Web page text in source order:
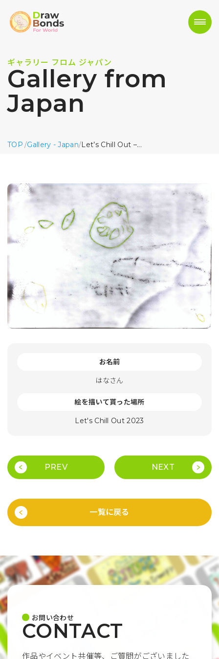
ギャラリー フロム ジャパン
Gallery from
Japan
TOP /Gallery - Japan/Let’s Chill Out –...
お名前
はなさん
絵を描いて貰った場所
Let's Chill Out 2023
PREV NEXT
一覧に戻る
お問い合わせ
CONTACT
作品やイベント共催等、ご質問がございました